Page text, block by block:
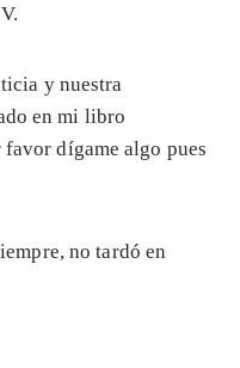
y nuestra
en mi libro
favor dígame algo pues
no tardó en